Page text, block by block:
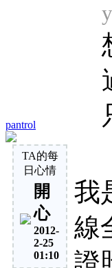
pantrol
TA的每
日心情
開
心
2012-
2-25
01:10
我
線